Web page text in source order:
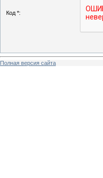
Код *:
Полная версия сайта